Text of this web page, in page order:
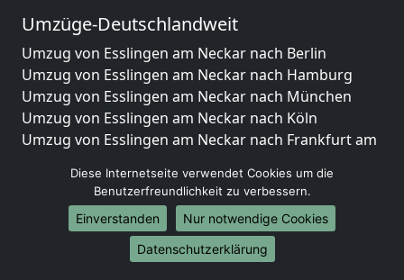
Umzüge-Deutschlandweit
Umzug von Esslingen am Neckar nach Berlin
Umzug von Esslingen am Neckar nach Hamburg
Umzug von Esslingen am Neckar nach München
Umzug von Esslingen am Neckar nach Köln
Umzug von Esslingen am Neckar nach Frankfurt am
Umzug von Esslingen am Neckar nach Stuttgart
Umzug von Esslingen am Neckar nach Düsseldorf
Umzug von Esslingen am Neckar nach Leipzig
Umzug von Esslingen am Neckar nach Dortmund
Diese Internetseite verwendet Cookies um die
Benutzerfreundlichkeit zu verbessern.
Einverstanden
Nur notwendige Cookies
Datenschutzerklärung